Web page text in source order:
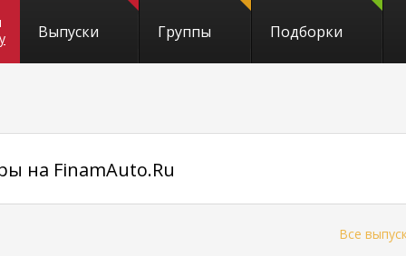
Выпуски Группы Подборки
на FinamAuto.Ru
Все